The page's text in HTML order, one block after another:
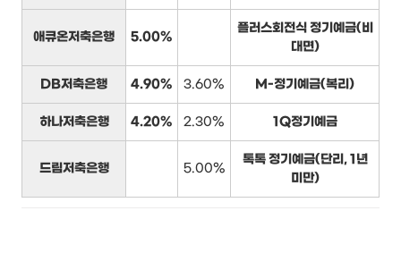
애큐온저축은행 5.00%
플러스회전식 정기예금(비
대면)
DB저축은행 4.90% 3.60% M-정기예금(복리)
하나저축은행 4.20% 2.30% 1Q정기예금
드림저축은행 5.00%
톡톡 정기예금(단리, 1년
미만)